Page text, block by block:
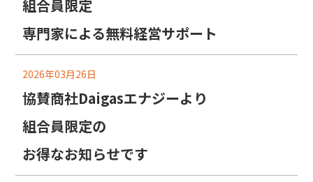
組合員限定
専門家による無料経営サポート
2026年03月26日
協賛商社Daigasエナジーより
組合員限定の
お得なお知らせです